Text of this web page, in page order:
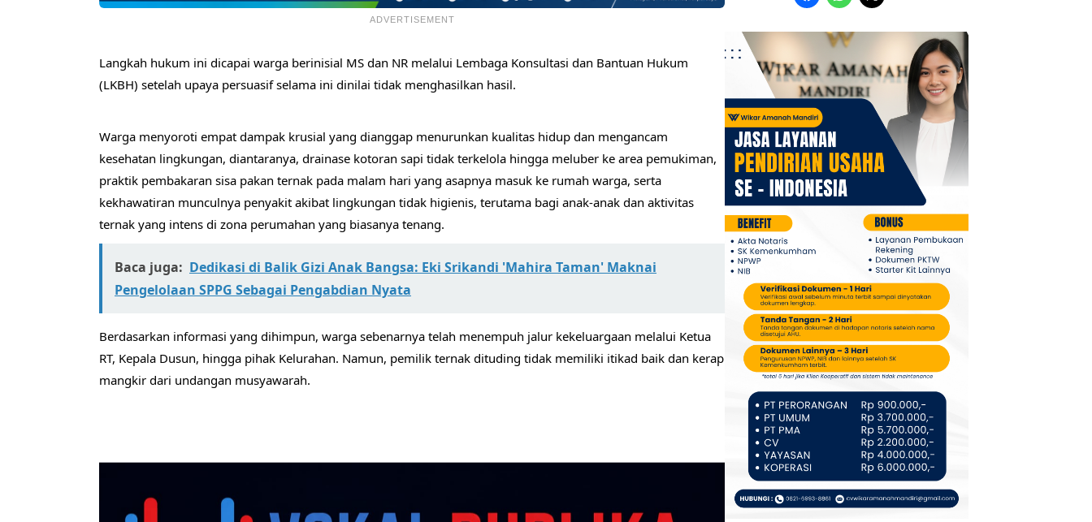
ADVERTISEMENT
​Langkah hukum ini dicapai warga berinisial MS dan NR melalui Lembaga Konsultasi dan Bantuan Hukum
(LKBH) setelah upaya persuasif selama ini dinilai tidak menghasilkan hasil.
​Warga menyoroti empat dampak krusial yang dianggap menurunkan kualitas hidup dan mengancam
kesehatan lingkungan, diantaranya, drainase kotoran sapi tidak terkelola hingga meluber ke area pemukiman,
praktik pembakaran sisa pakan ternak pada malam hari yang asapnya masuk ke rumah warga, serta
kekhawatiran munculnya penyakit akibat lingkungan tidak higienis, terutama bagi anak-anak dan aktivitas
ternak yang intens di zona perumahan yang biasanya tenang.
Baca juga: Dedikasi di Balik Gizi Anak Bangsa: Eki Srikandi 'Mahira Taman' Maknai
Pengelolaan SPPG Sebagai Pengabdian Nyata
​Berdasarkan informasi yang dihimpun, warga sebenarnya telah menempuh jalur kekeluargaan melalui Ketua
RT, Kepala Dusun, hingga pihak Kelurahan. Namun, pemilik ternak dituding tidak memiliki itikad baik dan kerap
mangkir dari undangan musyawarah.